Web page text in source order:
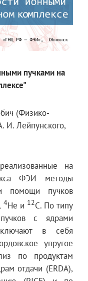
пучками на
(Физико-
И. Лейпунского,
на
ФЭИ методы
помощи пучков
4He и 12С. По типу
с ядрами
в себя
упругое
по продуктам
отдачи (ERDA),